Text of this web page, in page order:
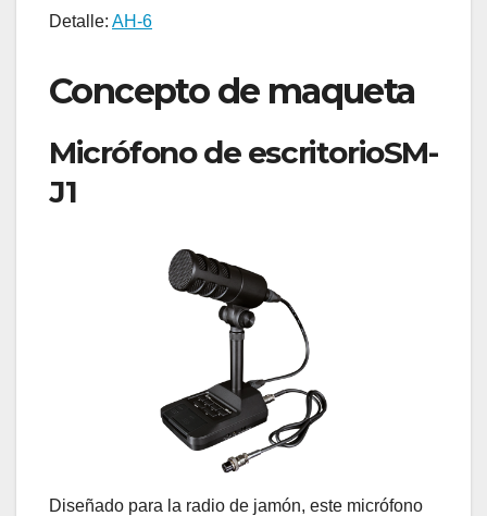
Detalle: AH-6
Concepto de maqueta
Micrófono de escritorioSM-
J1
Diseñado para la radio de jamón, este micrófono